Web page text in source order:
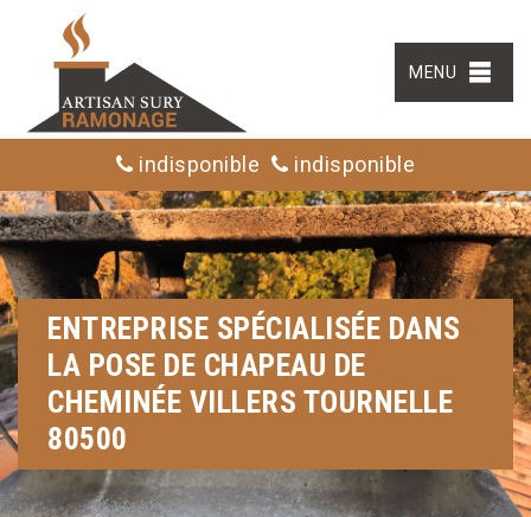
MENU
indisponible indisponible
ENTREPRISE SPÉCIALISÉE DANS
LA POSE DE CHAPEAU DE
CHEMINÉE VILLERS TOURNELLE
80500